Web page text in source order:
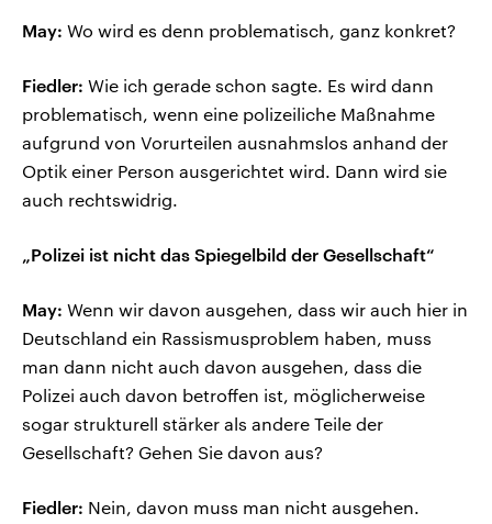
May: Wo wird es denn problematisch, ganz konkret?
Fiedler: Wie ich gerade schon sagte. Es wird dann
problematisch, wenn eine polizeiliche Maßnahme
aufgrund von Vorurteilen ausnahmslos anhand der
Optik einer Person ausgerichtet wird. Dann wird sie
auch rechtswidrig.
„Polizei ist nicht das Spiegelbild der Gesellschaft“
May: Wenn wir davon ausgehen, dass wir auch hier in
Deutschland ein Rassismusproblem haben, muss
man dann nicht auch davon ausgehen, dass die
Polizei auch davon betroffen ist, möglicherweise
sogar strukturell stärker als andere Teile der
Gesellschaft? Gehen Sie davon aus?
Fiedler: Nein, davon muss man nicht ausgehen.